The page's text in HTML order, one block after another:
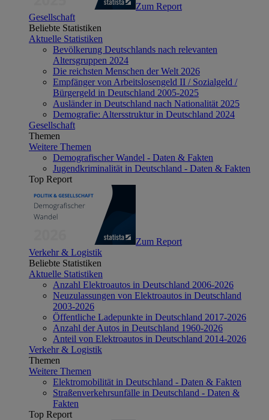
Zum Report
Gesellschaft
Beliebte Statistiken
Aktuelle Statistiken
Bevölkerung Deutschlands nach relevanten
Altersgruppen 2024
Die reichsten Menschen der Welt 2026
Empfänger von Arbeitslosengeld II / Sozialgeld /
Bürgergeld in Deutschland 2005-2025
Ausländer in Deutschland nach Nationalität 2025
Demografie: Altersstruktur in Deutschland 2024
Gesellschaft
Themen
Weitere Themen
Demografischer Wandel - Daten & Fakten
Jugendkriminalität in Deutschland - Daten & Fakten
Top Report
Zum Report
Verkehr & Logistik
Beliebte Statistiken
Aktuelle Statistiken
Anzahl Elektroautos in Deutschland 2006-2026
Neuzulassungen von Elektroautos in Deutschland
2003-2026
Öffentliche Ladepunkte in Deutschland 2017-2026
Anzahl der Autos in Deutschland 1960-2026
Anteil von Elektroautos in Deutschland 2014-2026
Verkehr & Logistik
Themen
Weitere Themen
Elektromobilität in Deutschland - Daten & Fakten
Straßenverkehrsunfälle in Deutschland - Daten &
Fakten
Top Report